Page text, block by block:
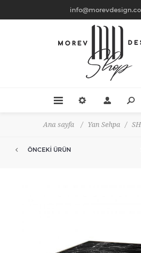
Ana sayfa / Yan Sehpa /
ÖNCEKI ÜRÜN